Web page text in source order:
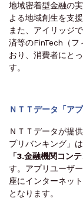
地域密着型金融の
よる地域創生を支
また、アイリッジ
済等のFinTech（フ
おり、消費者にと
す。
ＮＴＴデータ「ア
ＮＴＴデータが提
プリバンキング」は
「3.金融機関コン
す。アプリユーザ
座にインターネッ
となります。